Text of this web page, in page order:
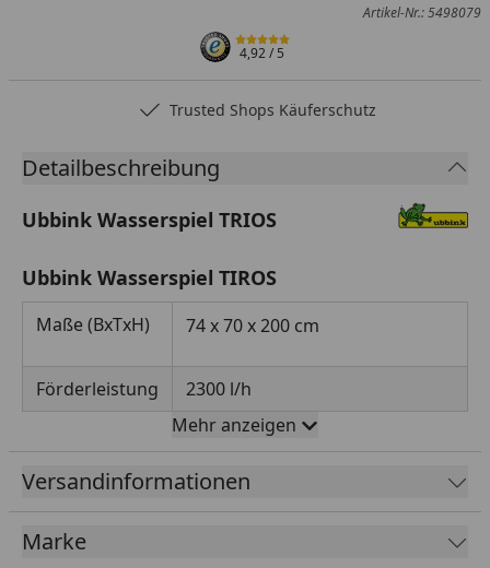
Artikel-Nr.: 5498079
4,92/ 5
Trusted Shops Käuferschutz
Detailbeschreibung
Ubbink Wasserspiel TRIOS
Ubbink Wasserspiel TIROS
Maße (BxTxH) 74 x 70 x 200 cm
Förderleistung
2300 l/h
Polyresin
Beleuchtung
8 x 8 LED, warmweiß, 112
Lumen, 2,4W
Mehr anzeigen
Versandinformationen
Marke